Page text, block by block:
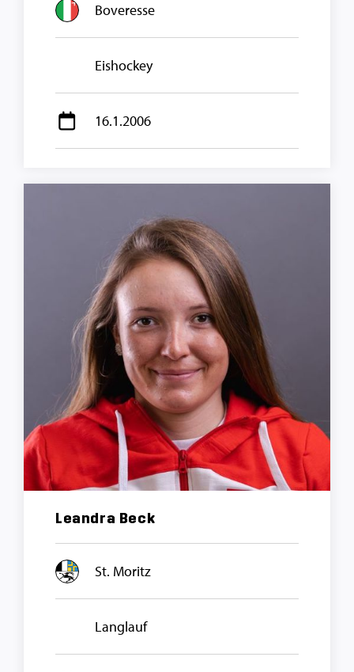
Boveresse
Eishockey
16.1.2006
Leandra Beck
St. Moritz
Langlauf